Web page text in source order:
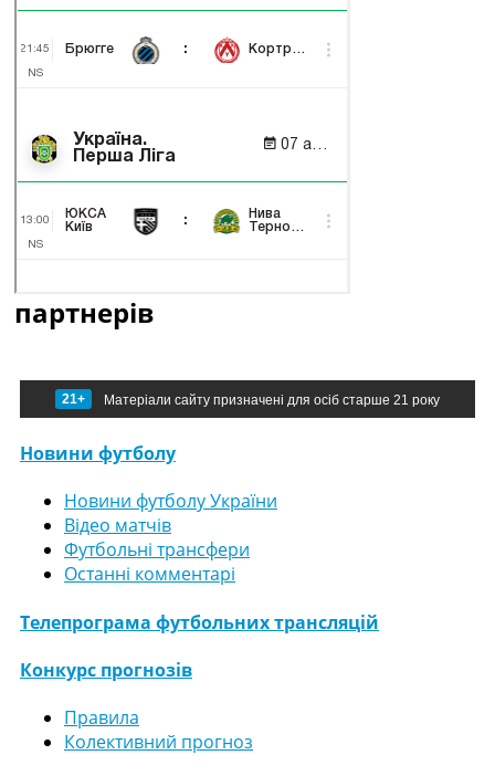
партнерів
21+ Матеріали сайту призначені для осіб старше 21 року
Новини футболу
Новини футболу України
Відео матчів
Футбольні трансфери
Останні комментарі
Телепрограма футбольних трансляцій
Конкурс прогнозів
Правила
Колективний прогноз